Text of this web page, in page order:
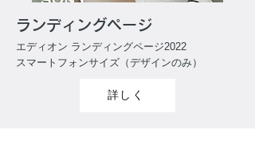
ランディングページ
エディオン ランディングページ2022
スマートフォンサイズ（デザインのみ）
詳しく